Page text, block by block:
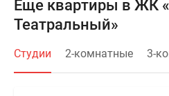
Еще квартиры в ЖК
Театральный»
Студии 2-комнатные 3-